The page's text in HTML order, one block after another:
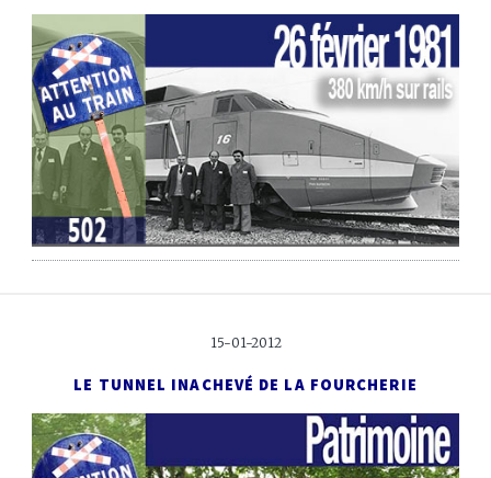
15-01-2012
LE TUNNEL INACHEVÉ DE LA FOURCHERIE